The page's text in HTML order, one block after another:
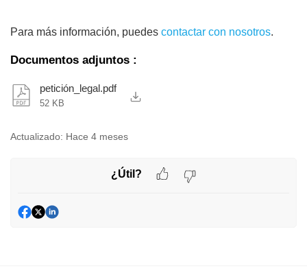
Para más información, puedes contactar con nosotros.
Documentos adjuntos :
petición_legal.pdf
52 KB
Actualizado: Hace 4 meses
¿Útil?